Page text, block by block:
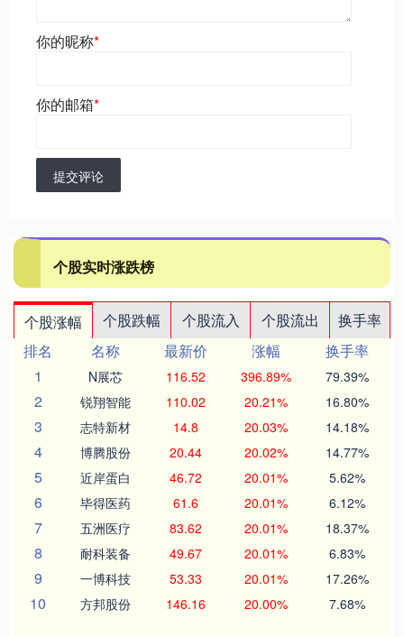
你的昵称*
你的邮箱*
提交评论
个股实时涨跌榜
个股涨幅 个股跌幅 个股流入 个股流出
换手率
排名
名称 最新价 涨幅
换手率
1
N展芯 116.52 396.89% 79.39%
2 锐翔智能 110.02 20.21% 16.80%
3 志特新材 14.8 20.03% 14.18%
4 博腾股份 20.44 20.02% 14.77%
5 近岸蛋白 46.72 20.01% 5.62%
6 毕得医药 61.6 20.01% 6.12%
7 五洲医疗 83.62 20.01% 18.37%
8 耐科装备 49.67 20.01% 6.83%
9 一博科技 53.33 20.01% 17.26%
10 方邦股份 146.16 20.00% 7.68%